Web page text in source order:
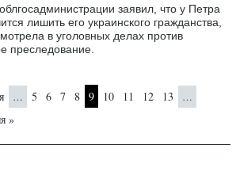
заявил, что у Петра
лишить его украинского гражданства,
в уголовных делах против
преследование.
… 5 6 7 8 9 10 11 12 13 …
»